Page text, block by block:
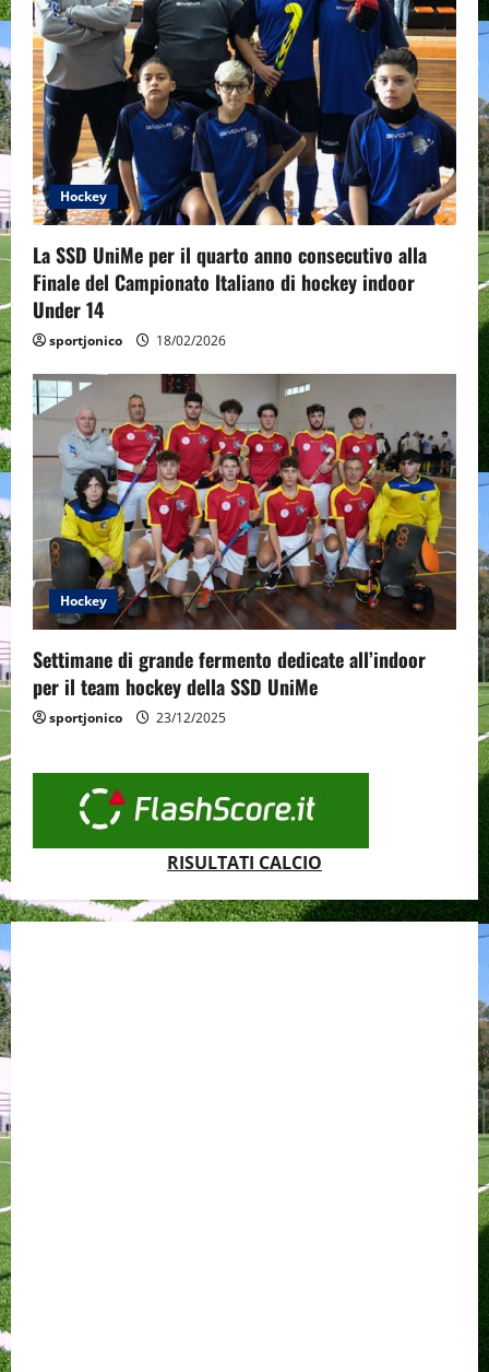
Hockey
La SSD UniMe per il quarto anno consecutivo alla
Finale del Campionato Italiano di hockey indoor
Under 14
sportjonico 18/02/2026
Hockey
Settimane di grande fermento dedicate all’indoor
per il team hockey della SSD UniMe
sportjonico 23/12/2025
RISULTATI CALCIO